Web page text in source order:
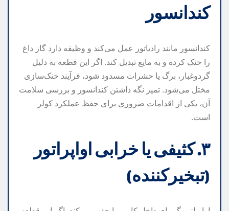
کندانسور
کندانسور مانند رادیاتور عمل می‌کند و وظیفه دارد گاز داغ
را خنک کرده و به مایع تبدیل کند. اگر این قطعه به دلیل
گردوغبار، برگ یا حشرات مسدود شود، فرآیند خنک‌سازی
مختل می‌شود. تمیز نگه داشتن کندانسور و بررسی سلامت
آن، یکی از اقدامات ضروری برای حفظ عملکرد کولر
است.
۳. کثیفی یا خرابی اواپراتور
(تبخیرکننده)